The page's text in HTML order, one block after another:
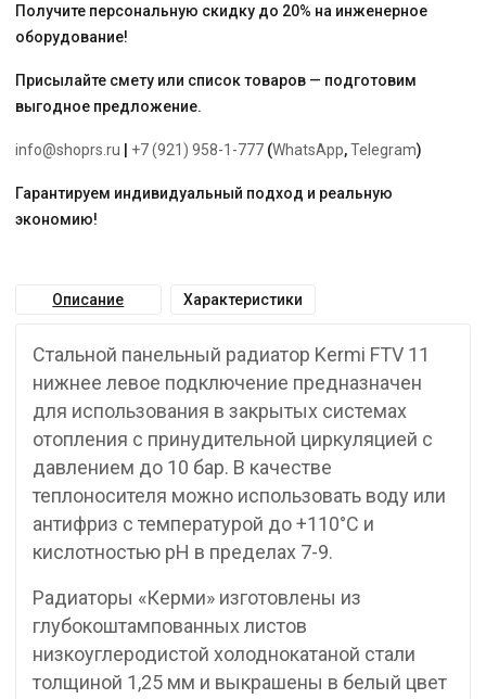
Получите персональную скидку до 20% на инженерное
оборудование!
Присылайте смету или список товаров — подготовим
выгодное предложение.
info@shoprs.ru +7 (921) 958-1-777 (WhatsApp,Telegram)
Гарантируем индивидуальный подход и реальную
экономию!
Описание Характеристики
Стальной панельный радиатор Kermi FTV 11
нижнее левое подключение предназначен
для использования в закрытых системах
отопления с принудительной циркуляцией с
давлением до 10 бар. В качестве
теплоносителя можно использовать воду или
антифриз с температурой до +110°C и
кислотностью pH в пределах 7-9.
Радиаторы «Керми» изготовлены из
глубокоштампованных листов
низкоуглеродистой холоднокатаной стали
толщиной 1,25 мм и выкрашены в белый цвет